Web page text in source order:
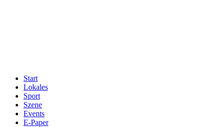
Start
Lokales
Sport
Szene
Events
E-Paper